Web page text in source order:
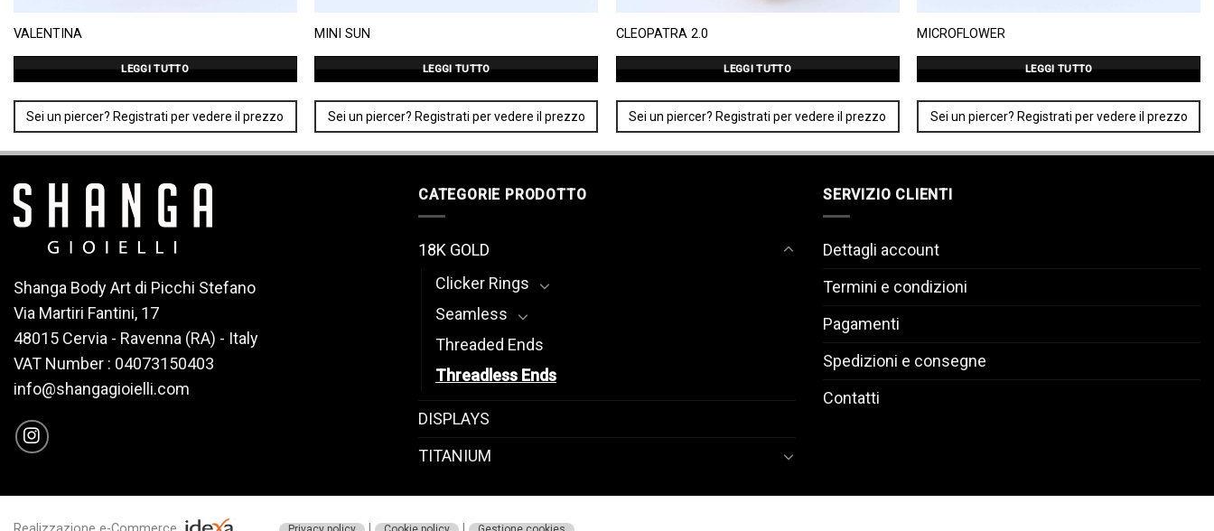
VALENTINA
LEGGI TUTTO
Sei un piercer? Registrati per vedere il prezzo
MINI SUN
LEGGI TUTTO
Sei un piercer? Registrati per vedere il prezzo
CLEOPATRA 2.0
LEGGI TUTTO
Sei un piercer? Registrati per vedere il prezzo
MICROFLOWER
LEGGI TUTTO
Sei un piercer? Registrati per vedere il prezzo
Shanga Body Art di Picchi Stefano
Via Martiri Fantini, 17
48015 Cervia - Ravenna (RA) - Italy
VAT Number : 04073150403
info@shangagioielli.com
CATEGORIE PRODOTTO
18K GOLD
Clicker Rings
Seamless
Threaded Ends
Threadless Ends
DISPLAYS
TITANIUM
SERVIZIO CLIENTI
Dettagli account
Termini e condizioni
Pagamenti
Spedizioni e consegne
Contatti